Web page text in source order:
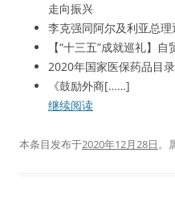
走向振兴
李克强同阿尔及利亚总理
【“十三五”成就巡礼】
2020年国家医保药品目
《鼓励外商[……]
继续阅读
本条目发布于2020年12月28日。